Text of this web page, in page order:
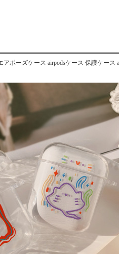
アポーズケース airpodsケース 保護ケ